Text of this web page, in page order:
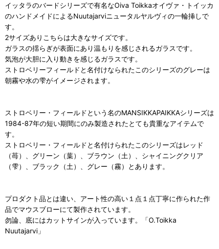
イッタラのバードシリーズで有名なOiva Toikkaオイヴァ・トイッカ
のハンドメイドによるNuutajarviニュータルヤルヴィの一輪挿しで
す。
2サイズありこちらは大きなサイズです。
ガラスの揺らぎが表面にあり温もりを感じされるガラスです。
気泡が大胆に入り動きを感じるガラスです。
ストロベリーフィールドと名付けなられたこのシリーズのグレーは
朝霧や水の雫がイメージされます。
ストロベリー・フィールドという名のMANSIKKAPAIKKAシリーズは
1984-87年の短い期間にのみ製造されたとても貴重なアイテムで
す。
ストロベリー・フィールドと名付けられたこのシリーズはレッド
（苺）、グリーン（葉）、ブラウン（土）、シャイニングクリア
（雫）、ブラック（土）、グレー（霧）とあります。
プロダクト品とは違い、アート性の高い１点１点丁寧に作られた作
品でマウスブローにて製作されています。
勿論、底にはカットサインが入っています。「O.Toikka
Nuutajarvi」